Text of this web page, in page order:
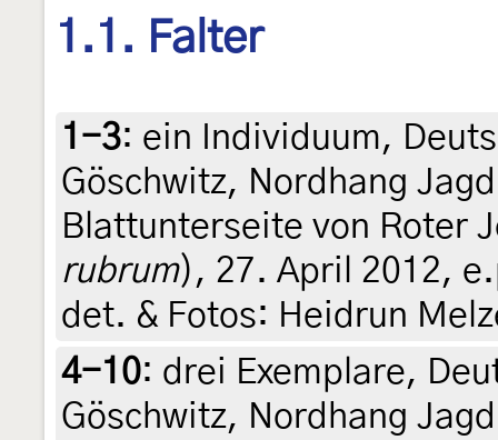
1.1. Falter
1-3: ein Individuum,
Göschwitz, Nordhang
Blattunterseite von Roter
rubrum), 27. April 2012,
det. & Fotos: Heidrun
4-10: drei Exemplare,
Göschwitz, Nordhang